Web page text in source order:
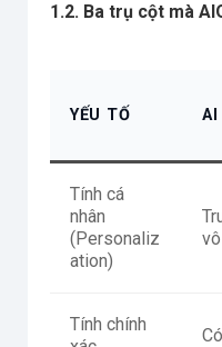
1.2. Ba trụ cột mà
YẾU TỐ AI
Tính cá
nhân
(Personaliz
ation)
Tính chính